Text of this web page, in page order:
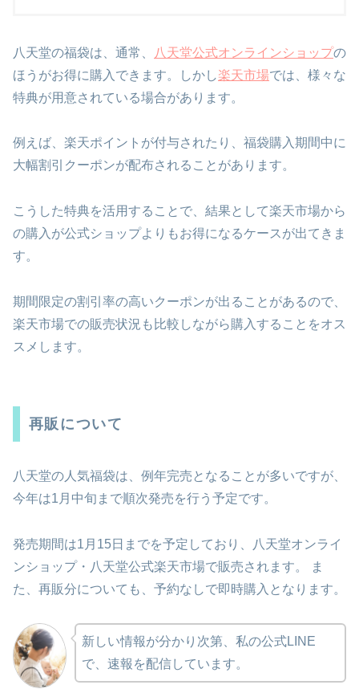
八天堂の福袋は、通常、 八天堂公式オンラインショップの
ほうがお得に購入できます。しかし楽天市場では、様々な
特典が用意されている場合があります。
例えば、楽天ポイントが付与されたり、福袋購入期間中に
大幅割引クーポンが配布されることがあります。
こうした特典を活用することで、結果として楽天市場から
の購入が公式ショップよりもお得になるケースが出てきま
す。
期間限定の割引率の高いクーポンが出ることがあるので、
楽天市場での販売状況も比較しながら購入することをオス
スメします。
再販について
八天堂の人気福袋は、例年完売となることが多いですが、
今年は1月中旬まで順次発売を行う予定です。
発売期間は1月15日までを予定しており、八天堂オンライ
ンショップ・八天堂公式楽天市場で販売されます。 ま
た、再販分についても、予約なしで即時購入となります。
新しい情報が分かり次第、私の公式LINE
で、速報を配信しています。